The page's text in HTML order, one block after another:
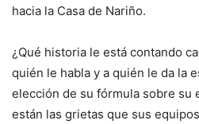
hacia la Casa de Nariño.
¿Qué historia le está contando
quién le habla y a quién le da la
elección de su fórmula sobre su
están las grietas que sus